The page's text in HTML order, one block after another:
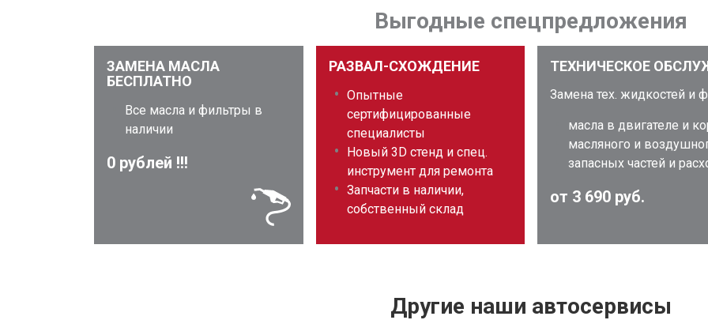
Выгодные спецпредложения
ЗАМЕНА МАСЛА
БЕСПЛАТНО
Все масла и фильтры в
наличии
0 рублей !!!
РАЗВАЛ-СХОЖДЕНИЕ
Опытные
сертифицированные
специалисты
Новый 3D стенд и спец.
инструмент для ремонта
Запчасти в наличии,
собственный склад
ТЕХНИЧЕСКОЕ
Замена тех. жидкостей и
масла в двигателе и
масляного и
запасных частей и
от 3 690 руб.
Другие наши автосервисы